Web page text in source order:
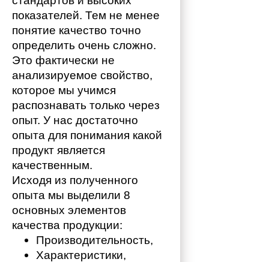
показателей. Тем не менее
понятие качество точно
определить очень сложно.
Это фактически не
анализируемое свойство,
которое мы учимся
распознавать только через
опыт. У нас достаточно
опыта для понимания какой
продукт является
качественным.
Исходя из полученного
опыта мы выделили 8
основных элементов
качества продукции:
Производительность,
Характеристики,